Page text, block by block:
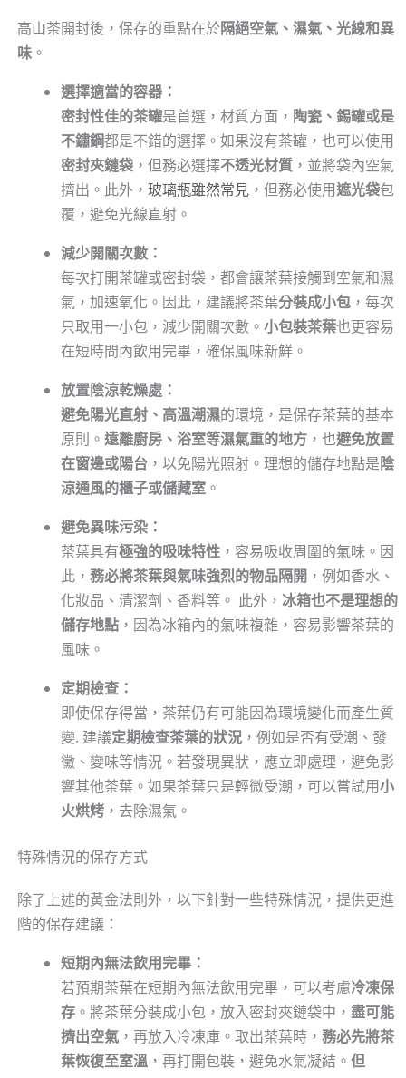
高山茶開封後，保存的重點在於隔絕空氣、濕氣、光線和異
味。
選擇適當的容器：
密封性佳的茶罐是首選，材質方面， 陶瓷、錫罐或是
不鏽鋼都是不錯的選擇。如果沒有茶罐，也可以使用
密封夾鏈袋，但務必選擇不透光材質，並將袋內空氣
擠出。此外， 玻璃瓶雖然常見，但務必使用遮光袋包
覆，避免光線直射。
減少開關次數：
每次打開茶罐或密封袋，都會讓茶葉接觸到空氣和濕
氣，加速氧化。因此，建議將茶葉分裝成小包，每次
只取用一小包，減少開關次數。 小包裝茶葉也更容易
在短時間內飲用完畢，確保風味新鮮。
放置陰涼乾燥處：
避免陽光直射、高溫潮濕的環境，是保存茶葉的基本
原則。 遠離廚房、浴室等濕氣重的地方，也避免放置
在窗邊或陽台，以免陽光照射。理想的儲存地點是陰
涼通風的櫃子或儲藏室。
避免異味污染：
茶葉具有極強的吸味特性，容易吸收周圍的氣味。因
此， 務必將茶葉與氣味強烈的物品隔開 ，例如香水、
化妝品、清潔劑、香料等。 此外， 冰箱也不是理想的
儲存地點，因為冰箱內的氣味複雜，容易影響茶葉的
風味。
定期檢查：
即使保存得當，茶葉仍有可能因為環境變化而產生質
變. 建議定期檢查茶葉的狀況，例如是否有受潮、發
黴、變味等情況。若發現異狀，應立即處理，避免影
響其他茶葉。如果茶葉只是輕微受潮，可以嘗試用小
火烘烤，去除濕氣。
特殊情況的保存方式
除了上述的黃金法則外，以下針對一些特殊情況，提供更進
階的保存建議：
短期內無法飲用完畢：
若預期茶葉在短期內無法飲用完畢，可以考慮冷凍保
存。將茶葉分裝成小包，放入密封夾鏈袋中， 盡可能
擠出空氣，再放入冷凍庫。取出茶葉時， 務必先將茶
葉恢復至室溫，再打開包裝，避免水氣凝結。 但